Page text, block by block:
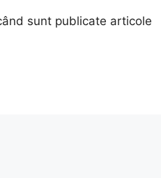
sunt publicate articole